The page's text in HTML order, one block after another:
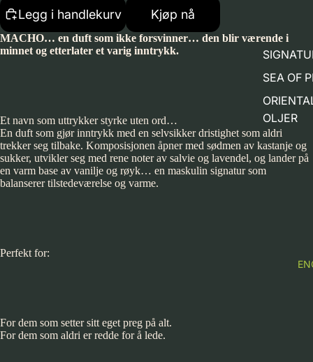
SEA OF
OLJER
Legg i handlekurv Kjøp nå
MACHO… en duft som ikke forsvinner… den blir værende i
minnet og etterlater et varig inntrykk.
Et navn som uttrykker styrke uten ord…
En duft som gjør inntrykk med en selvsikker dristighet som aldri
trekker seg tilbake. Komposisjonen åpner med sødmen av kastanje og
sukker, utvikler seg med rene noter av salvie og lavendel, og lander på
en varm base av vanilje og røyk… en maskulin signatur som
balanserer tilstedeværelse og varme.
Perfekt for:
For dem som setter sitt eget preg på alt.
For dem som aldri er redde for å lede.